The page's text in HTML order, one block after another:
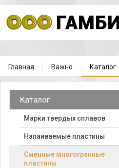
Главная Важно Каталог
Каталог
Марки твердых сплавов
Напаиваемые пластины
Cменные многогранные
пластины